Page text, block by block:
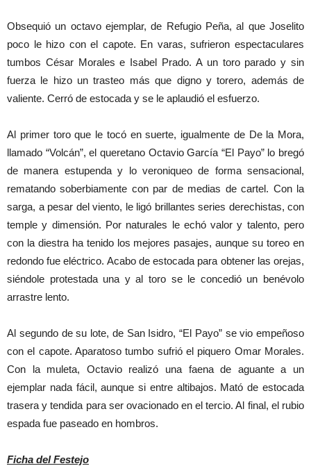
Obsequió un octavo ejemplar, de Refugio Peña, al que Joselito
poco le hizo con el capote. En varas, sufrieron espectaculares
tumbos César Morales e Isabel Prado. A un toro parado y sin
fuerza le hizo un trasteo más que digno y torero, además de
valiente. Cerró de estocada y se le aplaudió el esfuerzo.
Al primer toro que le tocó en suerte, igualmente de De la Mora,
llamado “Volcán”, el queretano Octavio García “El Payo” lo bregó
de manera estupenda y lo veroniqueo de forma sensacional,
rematando soberbiamente con par de medias de cartel. Con la
sarga, a pesar del viento, le ligó brillantes series derechistas, con
temple y dimensión. Por naturales le echó valor y talento, pero
con la diestra ha tenido los mejores pasajes, aunque su toreo en
redondo fue eléctrico. Acabo de estocada para obtener las orejas,
siéndole protestada una y al toro se le concedió un benévolo
arrastre lento.
Al segundo de su lote, de San Isidro, “El Payo” se vio empeñoso
con el capote. Aparatoso tumbo sufrió el piquero Omar Morales.
Con la muleta, Octavio realizó una faena de aguante a un
ejemplar nada fácil, aunque si entre altibajos. Mató de estocada
trasera y tendida para ser ovacionado en el tercio. Al final, el rubio
espada fue paseado en hombros.
Ficha del Festejo